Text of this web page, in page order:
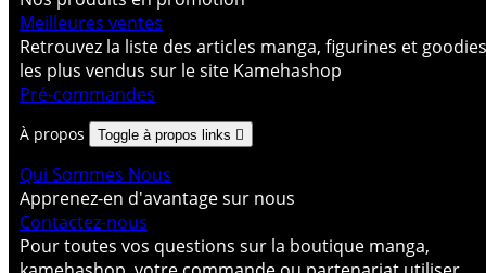
Meilleures ventes
Retrouvez la liste des articles manga, figurines et goodies
les plus vendus sur le site Kamehashop
Pré-commandes
À propos Toggle à propos links 
Qui Sommes Nous
Apprenez-en d'avantage sur nous
Contactez-nous
Pour toutes vos questions sur la boutique manga,